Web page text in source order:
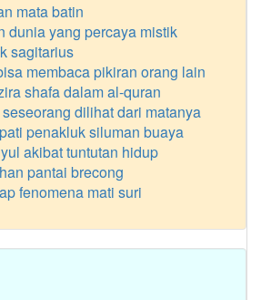
mata batin
dunia yang percaya mistik
sagitarius
membaca pikiran orang lain
shafa dalam al-quran
dilihat dari matanya
penakluk siluman buaya
akibat tuntutan hidup
pantai brecong
fenomena mati suri